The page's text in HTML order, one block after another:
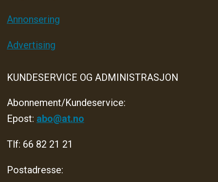
Annonsering
Advertising
KUNDESERVICE OG ADMINISTRASJON
Abonnement/Kundeservice:
Epost: abo@at.no
Tlf: 66 82 21 21
Postadresse: